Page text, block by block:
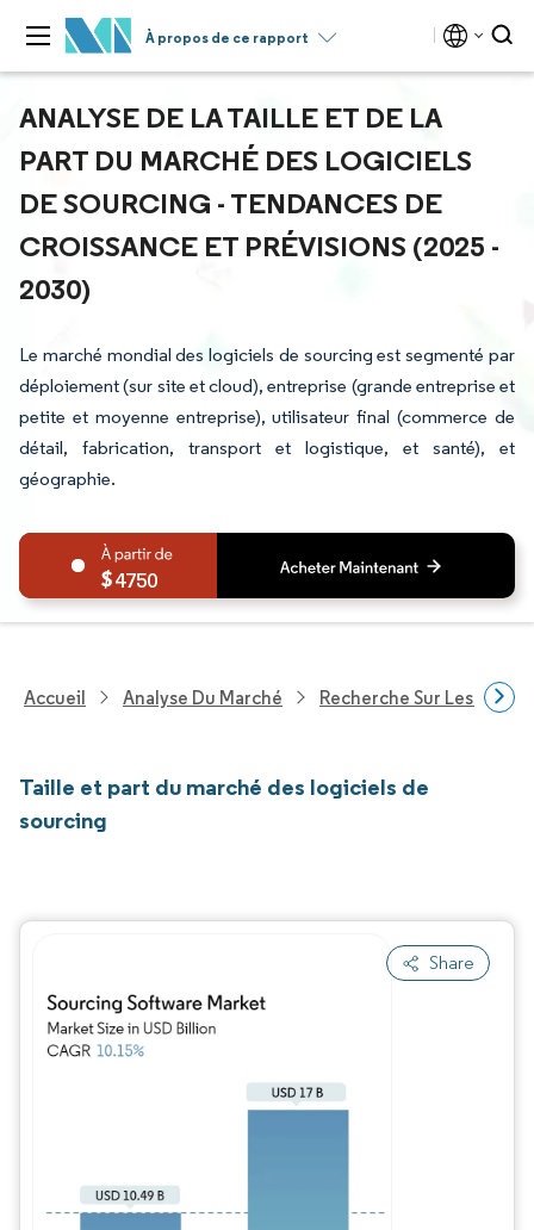
À propos de ce rapport
ANALYSE DE LA TAILLE ET DE LA
PART DU MARCHÉ DES LOGICIELS
DE SOURCING - TENDANCES DE
CROISSANCE ET PRÉVISIONS (2025 -
2030)
Le marché mondial des logiciels de sourcing est segmenté par
déploiement (sur site et cloud), entreprise (grande entreprise et
petite et moyenne entreprise), utilisateur final (commerce de
détail, fabrication, transport et logistique, et santé), et
géographie.
4750
Accueil Analyse Du Marché Recherche Sur Les
Taille et part du marché des logiciels de
sourcing
Share